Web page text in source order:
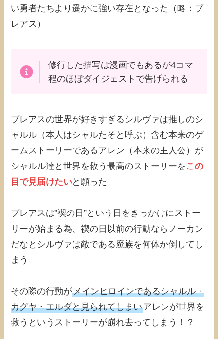
い勇者たちより遥かに強い存在となった（略：ブ
レアス）
修行した描写は漫画でもあるが4コマ
程のほぼダイジェストで告げられる
ブレアスの世界が好きすぎるシルヴァは推しのシ
ャルル（本人はシャルたそと呼ぶ）含む本来のゲ
ームストーリーであるアレン（本来の主人公）が
シャルル達と世界を救う最高のストーリーを この
目で見届けたいと願った
ブレアスは”禊の日”という日をきっかけにストー
リーが始まる為、禊の日以前の行動ならノーカン
だなとシルヴァは敵である魔族を何体か倒してし
まう
その際の行動がメインヒロインであるシャルル・
カグヤ・エルダと見られてしまいアレンが世界を
救うというストーリーが崩れ去ってしまう！？